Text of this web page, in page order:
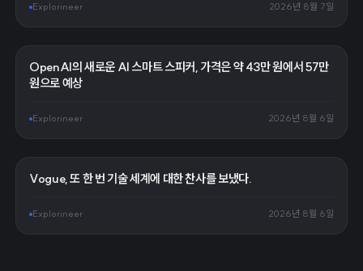
Explorineer 2026년 8월 7일
OpenAI의 새로운 AI 스마트 스피커, 가격은 약 43만 원에서 57만
원으로 예상
Explorineer 2026년 8월 6일
Vogue, 또 한 번 기술 세계에 대한 찬사를 보냈다.
Explorineer 2026년 8월 6일